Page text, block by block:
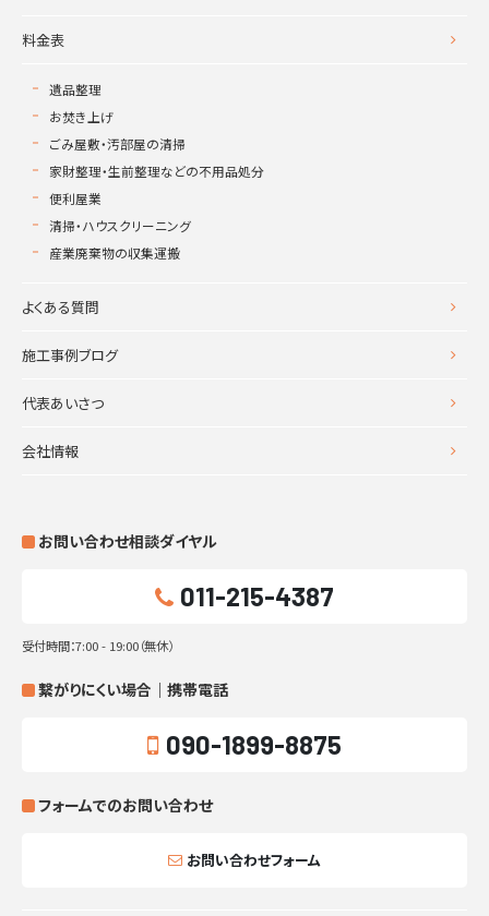
料金表
遺品整理
お焚き上げ
ごみ屋敷・汚部屋の清掃
家財整理・生前整理などの不用品処分
便利屋業
清掃・ハウスクリーニング
産業廃棄物の収集運搬
よくある質問
施工事例ブログ
代表あいさつ
会社情報
お問い合わせ相談ダイヤル
011-215-4387
受付時間：7:00 - 19:00（無休）
繋がりにくい場合｜携帯電話
090-1899-8875
フォームでのお問い合わせ
お問い合わせフォーム